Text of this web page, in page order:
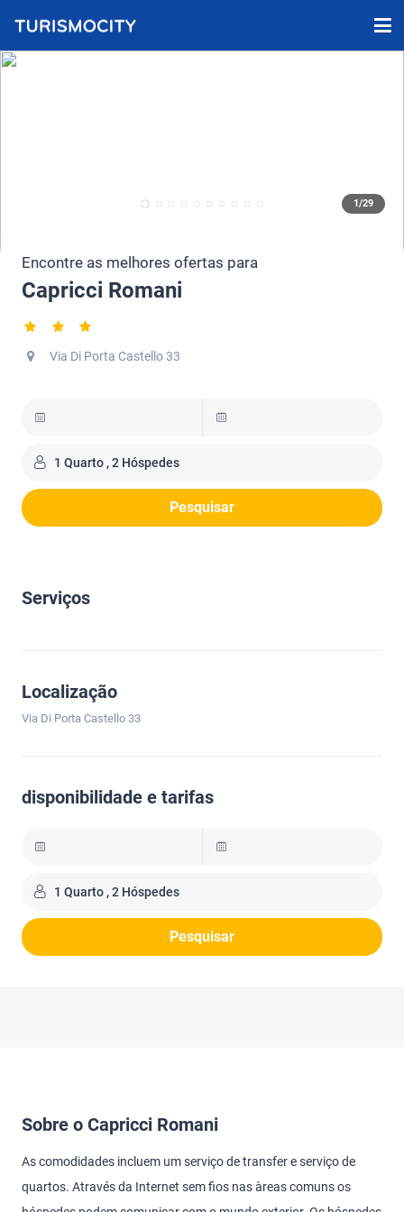
1/29
Encontre as melhores ofertas para
Capricci Romani
Via Di Porta Castello 33
1 Quarto , 2 Hóspedes
Pesquisar
Serviços
Localização
Via Di Porta Castello 33
disponibilidade e tarifas
1 Quarto , 2 Hóspedes
Pesquisar
Sobre o Capricci Romani
As comodidades incluem um serviço de transfer e serviço de
quartos. Através da Internet sem fios nas àreas comuns os